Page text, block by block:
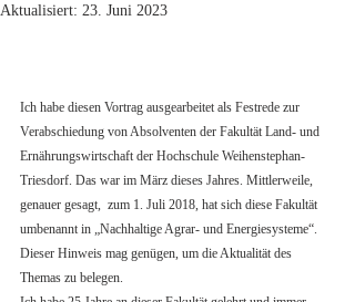
Aktualisiert: 23. Juni 2023
Ich habe diesen Vortrag ausgearbeitet als Festrede zur
Verabschiedung von Absolventen der Fakultät Land- und
Ernährungswirtschaft der Hochschule Weihenstephan-
Triesdorf. Das war im März dieses Jahres. Mittlerweile,
genauer gesagt,  zum 1. Juli 2018, hat sich diese Fakultät
umbenannt in „Nachhaltige Agrar- und Energiesysteme“.
Dieser Hinweis mag genügen, um die Aktualität des
Themas zu belegen.